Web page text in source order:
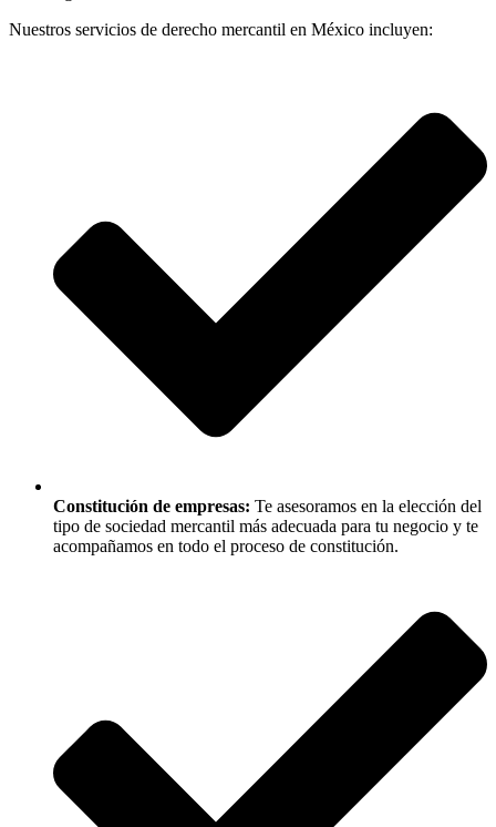
Nuestros servicios de derecho mercantil en México incluyen:
Constitución de empresas: Te asesoramos en la elección del
tipo de sociedad mercantil más adecuada para tu negocio y te
acompañamos en todo el proceso de constitución.